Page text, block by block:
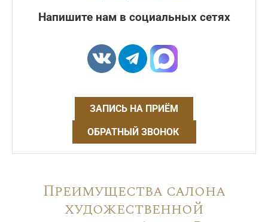
Напишите нам в социальных сетях
ЗАПИСЬ НА ПРИЁМ
ОБРАТНЫЙ ЗВОНОК
Преимущества салона
художественной